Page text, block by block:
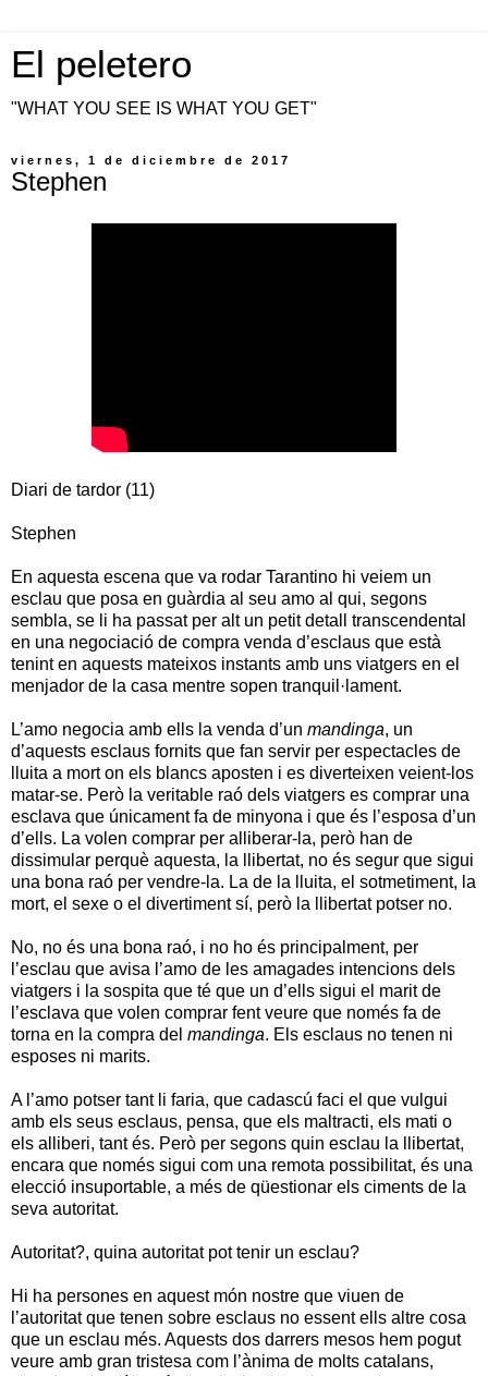
El peletero
"WHAT YOU SEE IS WHAT YOU GET"
viernes, 1 de diciembre de 2017
Stephen
Diari de tardor (11)
Stephen
En aquesta escena que va rodar Tarantino hi veiem un
esclau que posa en guàrdia al seu amo al qui, segons
sembla, se li ha passat per alt un petit detall transcendental
en una negociació de compra venda d’esclaus que està
tenint en aquests mateixos instants amb uns viatgers en el
menjador de la casa mentre sopen tranquil·lament.
L’amo negocia amb ells la venda d’un mandinga, un
d’aquests esclaus fornits que fan servir per espectacles de
lluita a mort on els blancs aposten i es diverteixen veient-los
matar-se. Però la veritable raó dels viatgers es comprar una
esclava que únicament fa de minyona i que és l’esposa d’un
d’ells. La volen comprar per alliberar-la, però han de
dissimular perquè aquesta, la llibertat, no és segur que sigui
una bona raó per vendre-la. La de la lluita, el sotmetiment, la
mort, el sexe o el divertiment sí, però la llibertat potser no.
No, no és una bona raó, i no ho és principalment, per
l’esclau que avisa l’amo de les amagades intencions dels
viatgers i la sospita que té que un d’ells sigui el marit de
l’esclava que volen comprar fent veure que només fa de
torna en la compra del mandinga. Els esclaus no tenen ni
esposes ni marits.
A l’amo potser tant li faria, que cadascú faci el que vulgui
amb els seus esclaus, pensa, que els maltracti, els mati o
els alliberi, tant és. Però per segons quin esclau la llibertat,
encara que només sigui com una remota possibilitat, és una
elecció insuportable, a més de qüestionar els ciments de la
seva autoritat.
Autoritat?, quina autoritat pot tenir un esclau?
Hi ha persones en aquest món nostre que viuen de
l’autoritat que tenen sobre esclaus no essent ells altre cosa
que un esclau més. Aquests dos darrers mesos hem pogut
veure amb gran tristesa com l’ànima de molts catalans,